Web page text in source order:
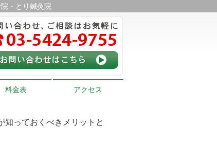
・とり鍼灸院
料金表 アクセス
知っておくべきメリットと